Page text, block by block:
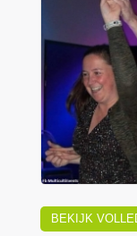
BEKIJK